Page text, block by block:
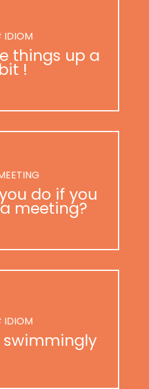
IDIOM
things up a
bit !
do if you
meeting?
IDIOM
swimmingly